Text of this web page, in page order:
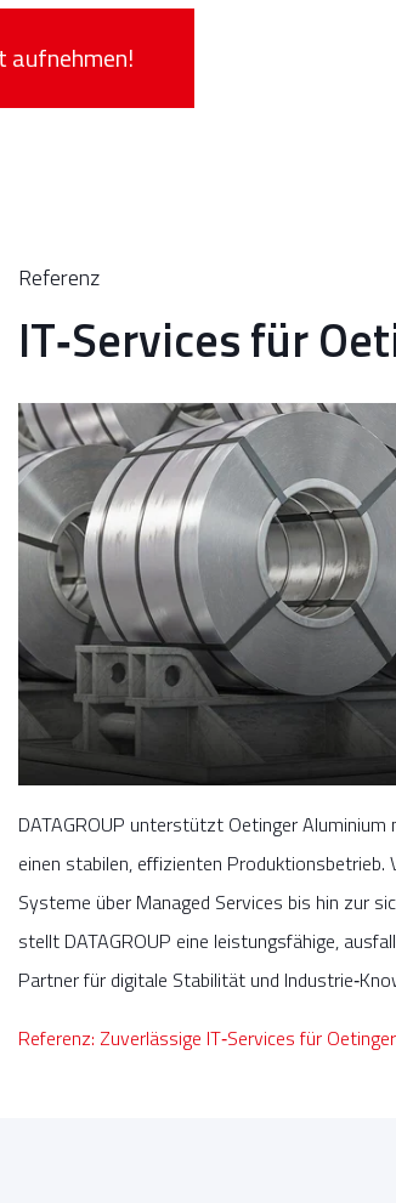
aufnehmen!
Referenz
IT‑Services für
DATAGROUP unterstützt Oetinger Aluminium
einen stabilen, effizienten Produktionsbetrieb.
Systeme über Managed Services bis hin zur
stellt DATAGROUP eine leistungsfähige,
Partner für digitale Stabilität und
Referenz: Zuverlässige IT‑Services für